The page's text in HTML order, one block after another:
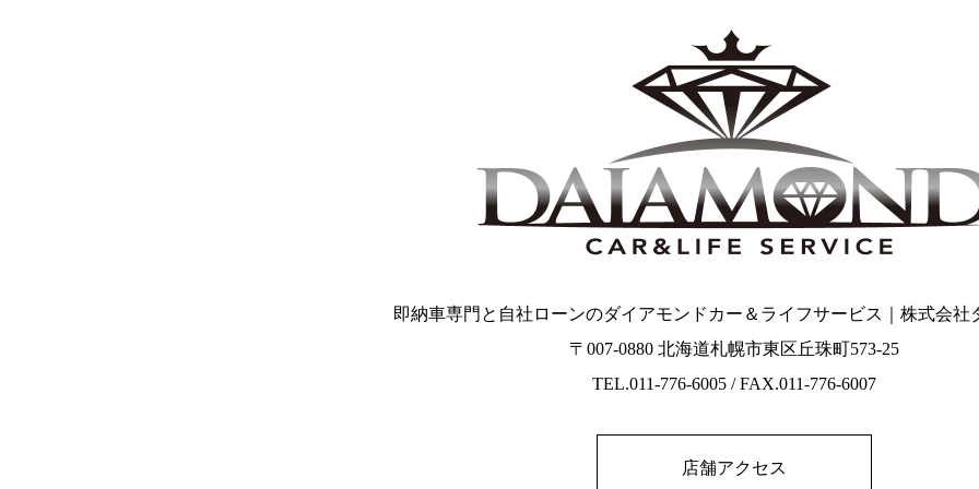
即納車専門と自社ローンのダイアモンドカー＆ライフサービス｜株式会社
〒007-0880 北海道札幌市東区丘珠町573-25
TEL.011-776-6005 / FAX.011-776-6007
店舗アクセス